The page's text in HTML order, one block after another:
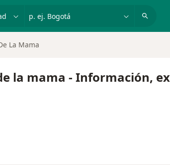
p. ej. Bogotá
La Mama
la mama - Información,